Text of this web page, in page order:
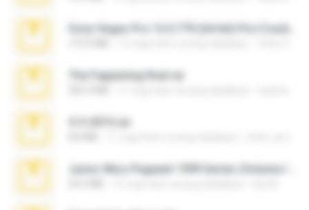
The Fappening final.rar
4-5-2015.rar